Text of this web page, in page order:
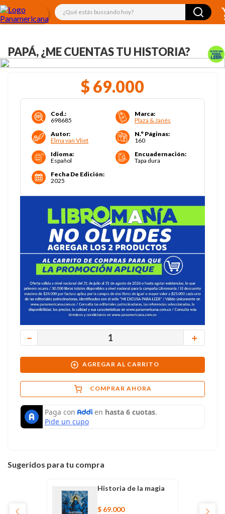
¿Qué estás buscando hoy?
PAPÁ, ¿ME CUENTAS TU HISTORIA?
$ 69.000
Cod.:
698685
Marca:
Plaza & Janés
Autor:
Elma van Vliet
N.° Páginas:
160
Idioma:
Español
Encuadernación:
Tapa dura
Fecha De Edición:
2025
＋
－
AGREGAR AL CARRITO
COMPRAR AHORA
Sugeridos para tu compra
Historia de la magia
$ 69.000